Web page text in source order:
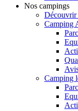
Nos campings
Découvrir
Camping
Camping